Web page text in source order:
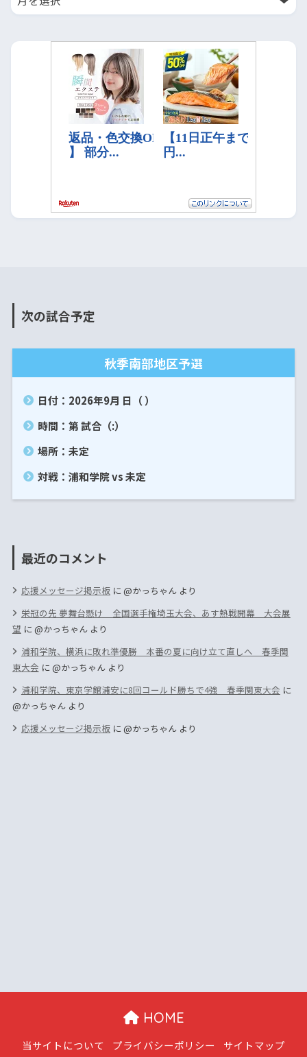
次の試合予定
秋季南部地区予選
日付：2026年9月 日（ ）
時間：第 試合（:）
場所：未定
対戦：浦和学院 vs 未定
最近のコメント
応援メッセージ掲示板に @かっちゃんより
栄冠の先 夢舞台懸け 全国選手権埼玉大会、あす熱戦開幕 大会展
望 に @かっちゃんより
浦和学院、横浜に敗れ準優勝 本番の夏に向け立て直しへ 春季関
東大会 に @かっちゃんより
浦和学院、東京学館浦安に8回コールド勝ちで4強 春季関東大会 に
@かっちゃんより
応援メッセージ掲示板に @かっちゃんより
HOME
当サイトについて プライバシーポリシー
サイトマップ